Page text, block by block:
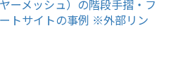
ーメッシュ）の階段手摺・フ
トサイトの事例 ※外部リン